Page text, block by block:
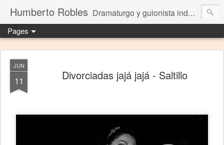
Humberto Robles Dramaturgo y guionista independiente
Pages
JUN
11 Divorciadas jajá jajá - Saltillo